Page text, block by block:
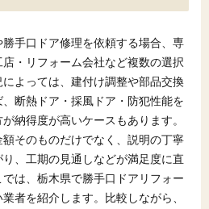
手口ドア修理を依頼する場合、専
・リフォーム会社など複数の選択
よっては、建付け調整や部品交換
断熱ドア・採風ドア・防犯性能を
納得度が高いケースもあります。
そのものだけでなく、説明の丁寧
、工期の見通しなどが満足度に直
は、栃木県で勝手口ドアリフォー
者を紹介します。比較しながら、